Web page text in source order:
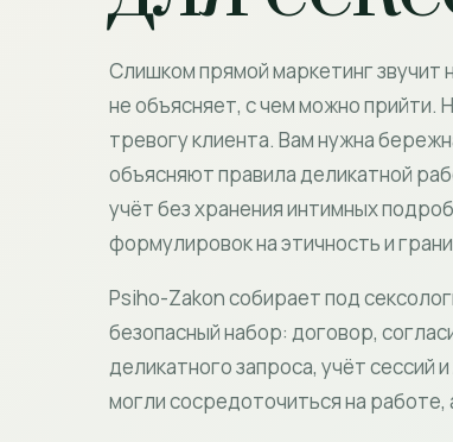
Слишком прямой маркетинг
не объясняет, с чем можно
тревогу клиента. Вам нужна
объясняют правила деликатной
учёт без хранения интимных
формулировок на этичность и
Psiho-Zakon собирает под
безопасный набор: договор,
деликатного запроса, учёт сессий
могли сосредоточиться на работе,